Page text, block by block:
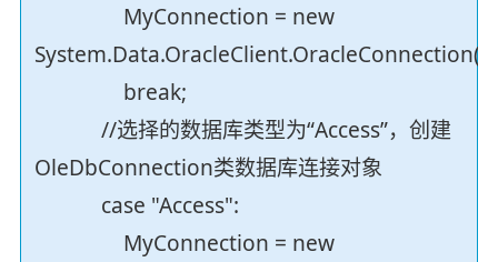
MyConnection = new
break;
//选择的数据库类型为“Access”，创建
OleDbConnection类数据库连接对象
case "Access":
MyConnection = new